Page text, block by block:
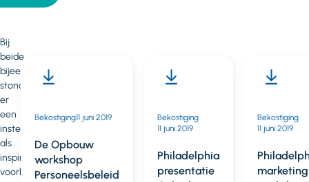
Bij
beide
bijeenkomsten
stond
er
een
instelling
als
inspirerend
voorbeeld
De
Opbouw
Bekostiging
De Opbouw
workshop
Personeelsbeleid
Bekostiging11 juni 2019
Philadelphia
presentatie
Bekostiging
11 juni 2019
marketing
Bekostiging
11 juni 2019